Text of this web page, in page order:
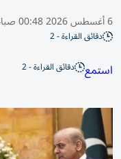
6 أغسطس 2026 00:48 صباحًا
دقائق القراءة - 2
استمع دقائق القراءة - 2